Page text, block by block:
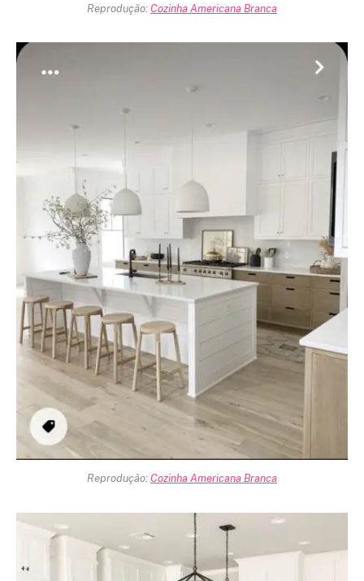
Reprodução: Cozinha Americana Branca
Reprodução: Cozinha Americana Branca